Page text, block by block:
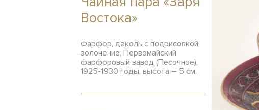
Востока»
Фарфор, деколь с подрисовкой,
золочение, Первомайский
фарфоровый завод (Песочное),
1925-1930 годы, высота – 5 см.